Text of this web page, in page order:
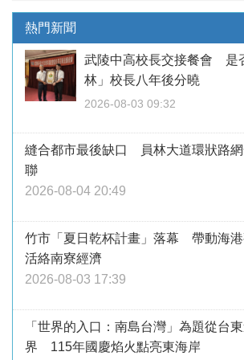
熱門新聞
武陵中高校長交接餐會 是
林」校長八年後分曉
2026-08-03 09:32
縫合都市最後缺口 員林大道環狀路網
聯
2026-08-04 20:49
竹市「夏日乾杯計畫」落幕 帶動海港
活絡南寮經濟
2026-08-03 17:39
「世界的入口：南島台灣」為題從台
界 115年國慶焰火點亮東海岸